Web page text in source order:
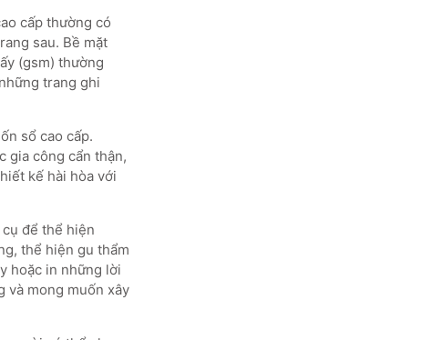
cấp thường có
sau. Bề mặt
(gsm) thường
trang ghi
sổ cao cấp.
gia công cẩn thận,
kế hài hòa với
để thể hiện
thể hiện gu thẩm
hoặc in những lời
và mong muốn xây